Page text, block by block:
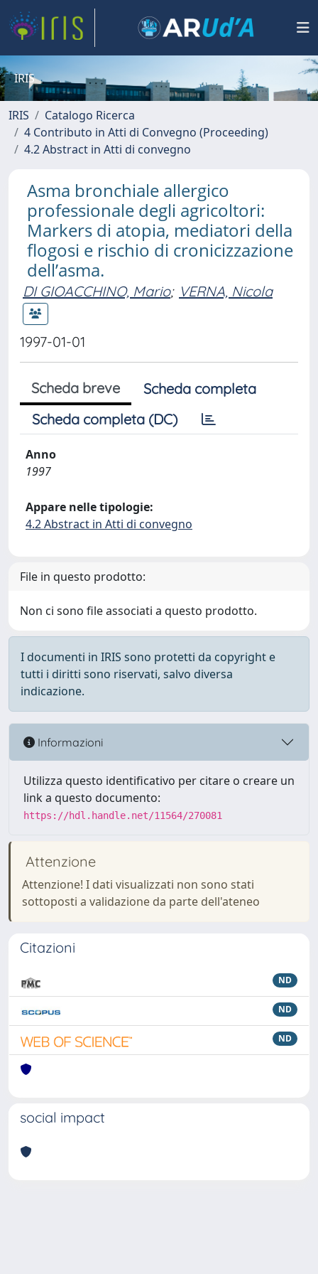
IRIS
IRIS
Catalogo Ricerca
4 Contributo in Atti di Convegno (Proceeding)
4.2 Abstract in Atti di convegno
Asma bronchiale allergico
professionale degli agricoltori:
Markers di atopia, mediatori della
flogosi e rischio di cronicizzazione
dell’asma.
DI GIOACCHINO, Mario; VERNA, Nicola
1997-01-01
Scheda breve
Scheda completa
Scheda completa (DC)
Anno
1997
Appare nelle tipologie:
4.2 Abstract in Atti di convegno
File in questo prodotto:
Non ci sono file associati a questo prodotto.
I documenti in IRIS sono protetti da copyright e
tutti i diritti sono riservati, salvo diversa
indicazione.
Informazioni
Utilizza questo identificativo per citare o creare un
link a questo documento:
https://hdl.handle.net/11564/270081
Attenzione
Attenzione! I dati visualizzati non sono stati
sottoposti a validazione da parte dell'ateneo
Citazioni
ND
ND
ND
social impact